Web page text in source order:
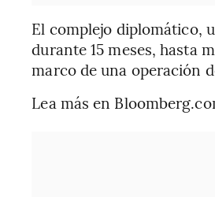
El complejo diplomático,
durante 15 meses, hasta
marco de una operación
Lea más en